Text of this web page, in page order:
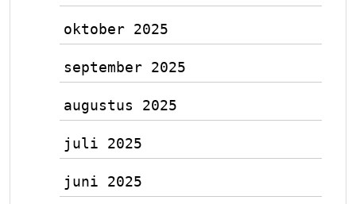
oktober 2025
september 2025
augustus 2025
juli 2025
juni 2025